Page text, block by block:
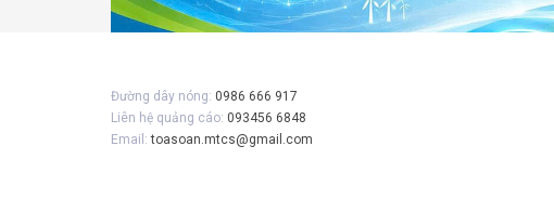
Đường dây nóng: 0986 666 917
Liên hệ quảng cáo: 093456 6848
Email:toasoan.mtcs@gmail.com